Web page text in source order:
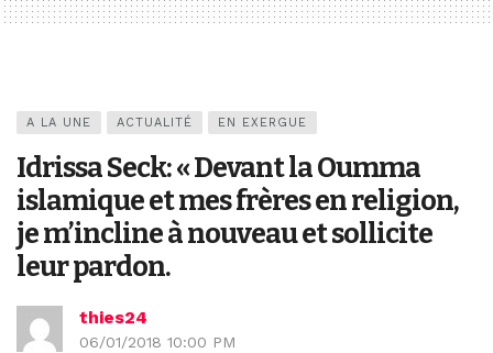
A LA UNE ACTUALITÉ EN EXERGUE
Idrissa Seck: « Devant la Oumma
islamique et mes frères en religion,
je m’incline à nouveau et sollicite
leur pardon.
thies24
06/01/2018 10:00 PM